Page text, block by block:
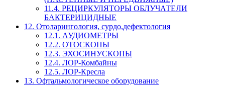
11.4. РЕЦИРКУЛЯТОРЫ ОБЛУЧАТЕЛИ
БАКТЕРИЦИДНЫЕ
12. Отоларингология, сурдо,дефектология
12.1. АУДИОМЕТРЫ
12.2. ОТОСКОПЫ
12.3. ЭХОСИНУСКОПЫ
12.4. ЛОР-Комбайны
12.5. ЛОР-Кресла
13. Офтальмологическое оборудование